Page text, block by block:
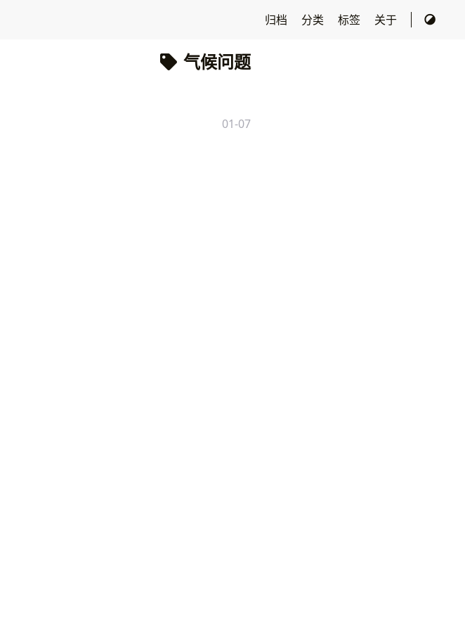
归档 分类 标签 关于
气候问题
01-07